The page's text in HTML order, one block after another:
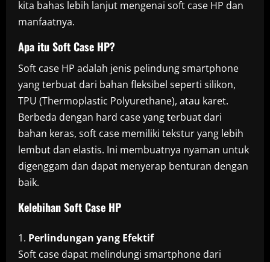
kita bahas lebih lanjut mengenai soft case HP dan
manfaatnya.
Apa itu Soft Case HP?
Soft case HP adalah jenis pelindung smartphone
yang terbuat dari bahan fleksibel seperti silikon,
TPU (Thermoplastic Polyurethane), atau karet.
Berbeda dengan hard case yang terbuat dari
bahan keras, soft case memiliki tekstur yang lebih
lembut dan elastis. Ini membuatnya nyaman untuk
digenggam dan dapat menyerap benturan dengan
baik.
Kelebihan Soft Case HP
Perlindungan yang Efektif
Soft case dapat melindungi smartphone dari